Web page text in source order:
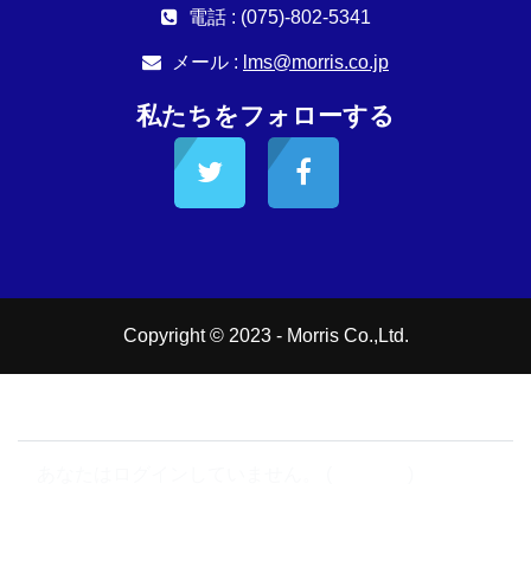
電話 : (075)-802-5341
メール : lms@morris.co.jp
私たちをフォローする
Copyright © 2023 - Morris Co.,Ltd.